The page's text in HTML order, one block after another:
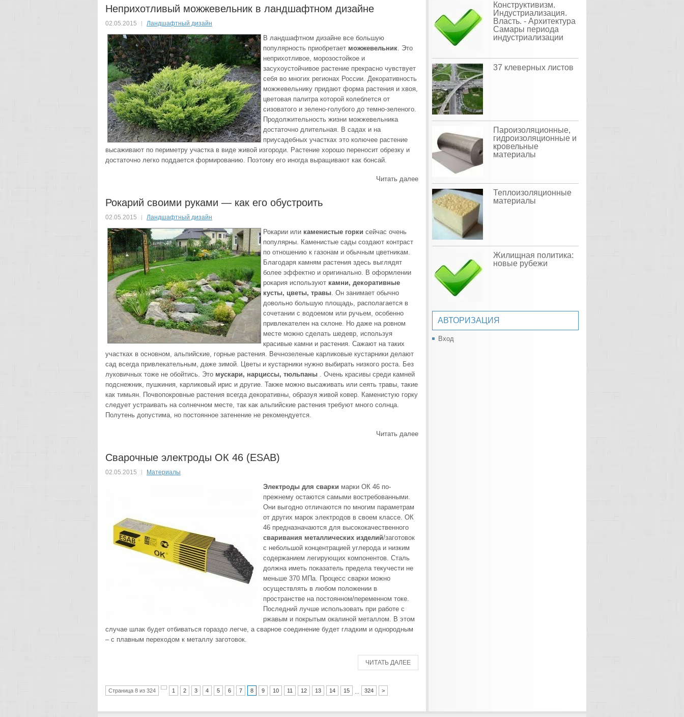
Неприхотливый можжевельник в ландшафтном дизайне
02.05.2015 Ландшафтный дизайн
В ландшафтном дизайне все большую
популярность приобретает можжевельник. Это
неприхотливое, морозостойкое и
засухоустойчивое растение прекрасно чувствует
себя во многих регионах России. Декоративность
можжевельнику придают форма растения и хвоя,
цветовая палитра которой колеблется от
сизоватого и зелено-голубого до темно-зеленого.
Продолжительность жизни можжевельника
достаточно длительная. В садах и на
приусадебных участках это колючее растение
высаживают по периметру участка в виде живой изгороди. Растение хорошо переносит обрезку и
достаточно легко поддается формированию. Поэтому его иногда выращивают как бонсай.
Читать далее
Рокарий своими руками — как его обустроить
02.05.2015 Ландшафтный дизайн
Рокарии или каменистые горки сейчас очень
популярны. Каменистые сады создают контраст
по отношению к газонам и обычным цветникам.
Благодаря камням растения здесь выглядят
более эффектно и оригинально. В оформлении
рокария используют камни, декоративные
кусты, цветы, травы. Он занимает обычно
довольно большую площадь, располагается в
сочетании с водоемом или ручьем, особенно
привлекателен на склоне. Но даже на ровном
месте можно сделать шедевр, используя
красивые камни и растения. Сажают на таких
участках в основном, альпийские, горные растения. Вечнозеленые карликовые кустарники делают
сад всегда привлекательным, даже зимой. Цветы и кустарники нужно выбирать низкого роста. Без
луковичных тоже не обойтись. Это мускари, нарциссы, тюльпаны . Очень красивы среди камней
подснежник, пушкиния, карликовый ирис и другие. Также можно высаживать или сеять травы, такие
как тимьян. Почвопокровные растения всегда декоративны, образуя живой ковер. Каменистую горку
следует устраивать на солнечном месте, так как альпийские растения требуют много солнца.
Полутень допустима, но постоянное затенение не рекомендуется.
Читать далее
Сварочные электроды ОК 46 (ESAB)
02.05.2015 Материалы
Электроды для сварки марки ОК 46 по-
прежнему остаются самыми востребованными.
Они выгодно отличаются по многим параметрам
от других марок электродов в своем классе. ОК
46 предназначаются для высококачественного
сваривания металлических изделий/заготовок
с небольшой концентрацией углерода и низким
содержанием легирующих компонентов. Сталь
должна иметь показатель предела текучести не
меньше 370 МПа. Процесс сварки можно
осуществлять в любом положении в
пространстве на постоянном/переменном токе.
Последний лучше использовать при работе с
ржавым и покрытым окалиной металлом. В этом
случае шлак будет отбиваться гораздо легче, а сварное соединение будет гладким и однородным
– с плавным переходом к металлу заготовок.
ЧИТАТЬ ДАЛЕЕ
Страница 8 из 324 1 2 3 4 5 6 7 8 9 10 11 12 13 14 15 324 >
Конструктивизм.
Индустриализация.
Власть. - Архитектура
Cамары периода
индустриализации
37 клеверных листов
Пароизоляционные,
гидроизоляционные и
кровельные
материалы
Теплоизоляционные
материалы
Жилищная политика:
новые рубежи
АВТОРИЗАЦИЯ
Вход